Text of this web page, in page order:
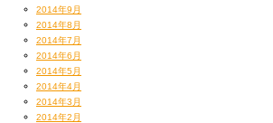
2014年9月
2014年8月
2014年7月
2014年6月
2014年5月
2014年4月
2014年3月
2014年2月